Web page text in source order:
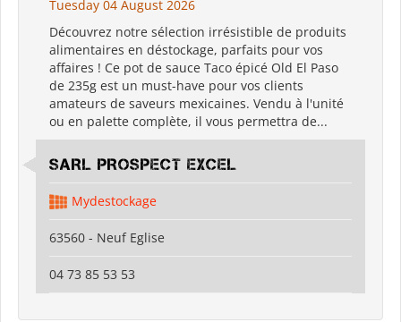
Tuesday 04 August 2026
Découvrez notre sélection irrésistible de produits
alimentaires en déstockage, parfaits pour vos
affaires ! Ce pot de sauce Taco épicé Old El Paso
de 235g est un must-have pour vos clients
amateurs de saveurs mexicaines. Vendu à l'unité
ou en palette complète, il vous permettra de...
SARL PROSPECT EXCEL
Mydestockage
63560 - Neuf Eglise
04 73 85 53 53